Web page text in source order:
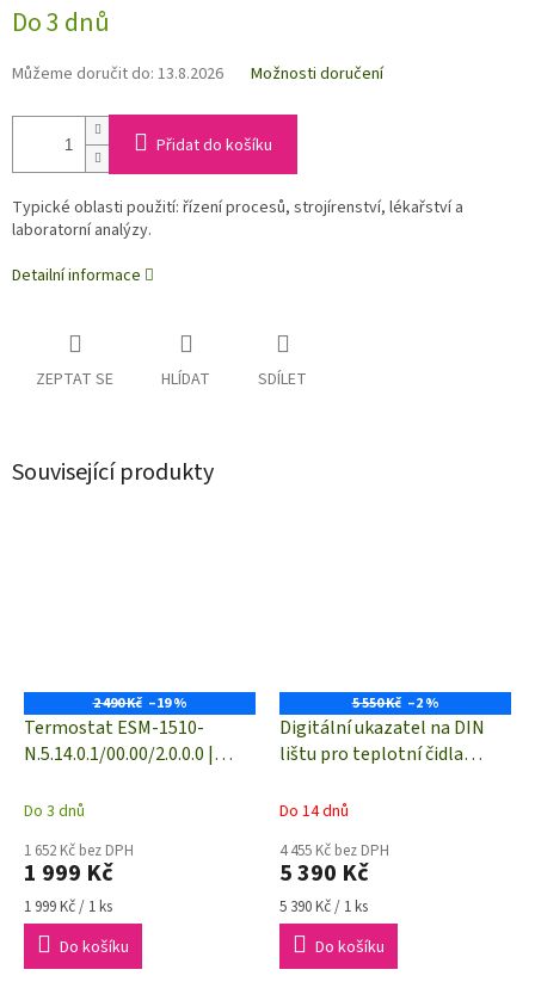
Do 3 dnů
Můžeme doručit do: 13.8.2026 Možnosti doručení
Přidat do košíku
Typické oblasti použití: řízení procesů, strojírenství, lékařství a
laboratorní analýzy.
Detailní informace
ZEPTAT SE HLÍDAT SDÍLET
Související produkty
2 490 Kč –19 %
Termostat ESM-1510-
N.5.14.0.1/00.00/2.0.0.0 |
5 A | 230 VAC
Do 3 dnů
1 652 Kč bez DPH
1 999 Kč
Měrná
cena:
1 999 Kč / 1 ks
Do košíku
5 550 Kč –2 %
Digitální ukazatel na DIN
lištu pro teplotní čidla
relé | analogový výstup
Do 14 dnů
4 455 Kč bez DPH
5 390 Kč
Měrná
cena:
5 390 Kč / 1 ks
Do košíku